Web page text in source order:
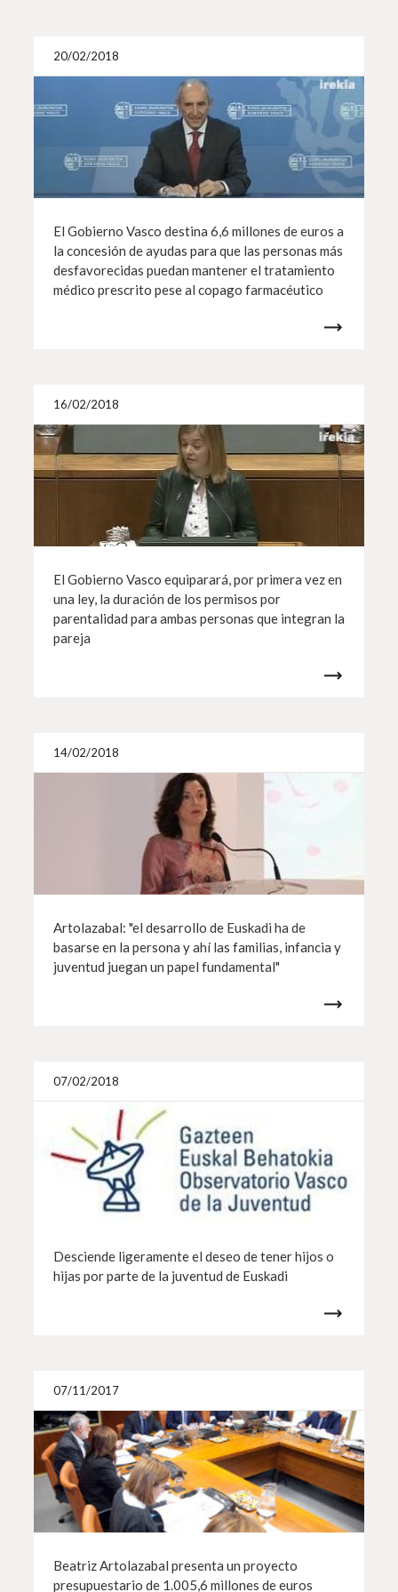
20/02/2018
El Gobierno Vasco destina 6,6 millones de euros a
la concesión de ayudas para que las personas más
desfavorecidas puedan mantener el tratamiento
médico prescrito pese al copago farmacéutico
16/02/2018
El Gobierno Vasco equiparará, por primera vez en
una ley, la duración de los permisos por
parentalidad para ambas personas que integran la
pareja
14/02/2018
Artolazabal: "el desarrollo de Euskadi ha de
basarse en la persona y ahí las familias, infancia y
juventud juegan un papel fundamental"
07/02/2018
Desciende ligeramente el deseo de tener hijos o
hijas por parte de la juventud de Euskadi
07/11/2017
Beatriz Artolazabal presenta un proyecto
presupuestario de 1.005,6 millones de euros